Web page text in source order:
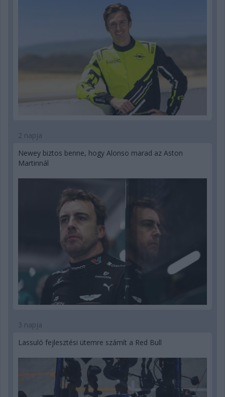
2 napja
Newey biztos benne, hogy Alonso marad az Aston
Martinnál
3 napja
Lassuló fejlesztési ütemre számít a Red Bull